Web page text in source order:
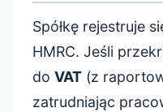
Spółkę rejestruje
HMRC. Jeśli
do VAT (z
zatrudniając